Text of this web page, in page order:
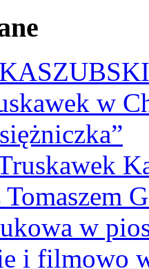
w
w
i filmowo